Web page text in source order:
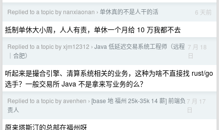
Replied to a topic by nanxiaonan › 单休真的不是人干的活 6 天前
抵制单休大小周，人人有责，单休一个月给 10 万我都不去
Replied to a topic by xjm12312 › Java 低延迟交易系统工程师（远程
｜合肥）
7 月 18
日
听起来是撮合引擎、清算系统相关的业务，这种为啥不直接找 rust/go
选手？一般交易所 Java 不是拿来写业务的么？
Replied to a topic by avenhen › [base 地 福州 25k-35k 14 薪] 前端负
责人
7 月 17
日
原来塔斯汀的总部在福州呀